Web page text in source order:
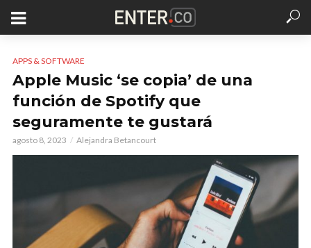
APPS & SOFTWARE
Apple Music ‘se copia’ de una
función de Spotify que
seguramente te gustará
agosto 8, 2023 Alejandra Betancourt